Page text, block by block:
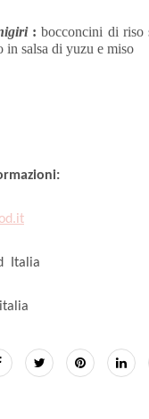
:bocconcini di riso
in salsa di yuzu e miso
Italia